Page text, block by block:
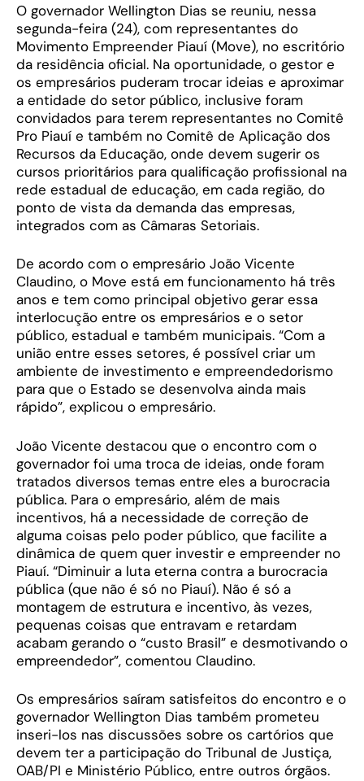
O governador Wellington Dias se reuniu, nessa
segunda-feira (24), com representantes do
Movimento Empreender Piauí (Move), no escritório
da residência oficial. Na oportunidade, o gestor e
os empresários puderam trocar ideias e aproximar
a entidade do setor público, inclusive foram
convidados para terem representantes no Comitê
Pro Piauí e também no Comitê de Aplicação dos
Recursos da Educação, onde devem sugerir os
cursos prioritários para qualificação profissional na
rede estadual de educação, em cada região, do
ponto de vista da demanda das empresas,
integrados com as Câmaras Setoriais.
De acordo com o empresário João Vicente
Claudino, o Move está em funcionamento há três
anos e tem como principal objetivo gerar essa
interlocução entre os empresários e o setor
público, estadual e também municipais. “Com a
união entre esses setores, é possível criar um
ambiente de investimento e empreendedorismo
para que o Estado se desenvolva ainda mais
rápido”, explicou o empresário.
João Vicente destacou que o encontro com o
governador foi uma troca de ideias, onde foram
tratados diversos temas entre eles a burocracia
pública. Para o empresário, além de mais
incentivos, há a necessidade de correção de
alguma coisas pelo poder público, que facilite a
dinâmica de quem quer investir e empreender no
Piauí. “Diminuir a luta eterna contra a burocracia
pública (que não é só no Piauí). Não é só a
montagem de estrutura e incentivo, às vezes,
pequenas coisas que entravam e retardam
acabam gerando o “custo Brasil” e desmotivando o
empreendedor”, comentou Claudino.
Os empresários saíram satisfeitos do encontro e o
governador Wellington Dias também prometeu
inseri-los nas discussões sobre os cartórios que
devem ter a participação do Tribunal de Justiça,
OAB/PI e Ministério Público, entre outros órgãos.